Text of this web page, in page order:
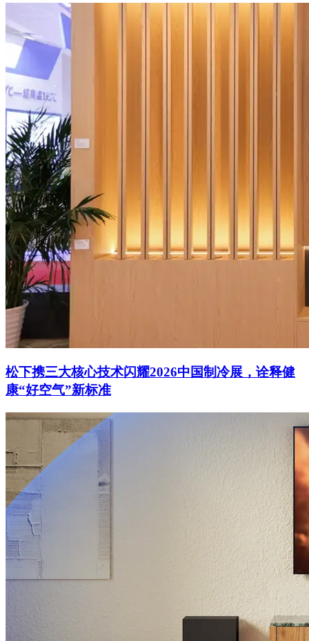
松下携三大核心技术闪耀2026中国制冷展，诠释健
康“好空气”新标准